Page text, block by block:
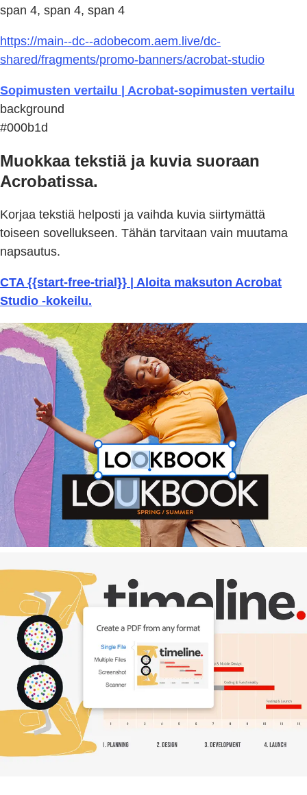
span 4, span 4, span 4
https://main--dc--adobecom.aem.live/dc-
shared/fragments/promo-banners/acrobat-studio
Sopimusten vertailu | Acrobat-sopimusten vertailu
background
#000b1d
Muokkaa tekstiä ja kuvia suoraan
Acrobatissa.
Korjaa tekstiä helposti ja vaihda kuvia siirtymättä
toiseen sovellukseen. Tähän tarvitaan vain muutama
napsautus.
CTA {{start-free-trial}} | Aloita maksuton Acrobat
Studio -kokeilu.